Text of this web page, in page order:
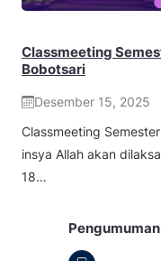
Classmeeting
Bobotsari
Desember 15, 2025
Classmeeting
insya Allah akan
18…
Pengumuman